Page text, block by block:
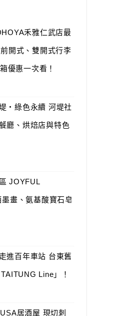
禾雅仁武店最
開式、雙開式行李
優惠一次看！
‧綠色永續 河堤社
廳、烘焙店與特色
JOYFUL
畫、氨基酸寶石皂
進百年車站 台東舊
Line」！
居酒屋 現切刺